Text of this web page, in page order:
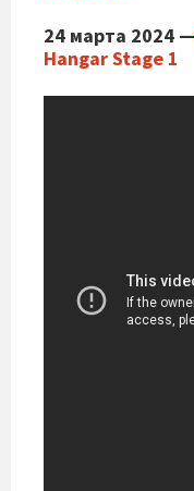
24 марта 2024 —
Hangar Stage 1